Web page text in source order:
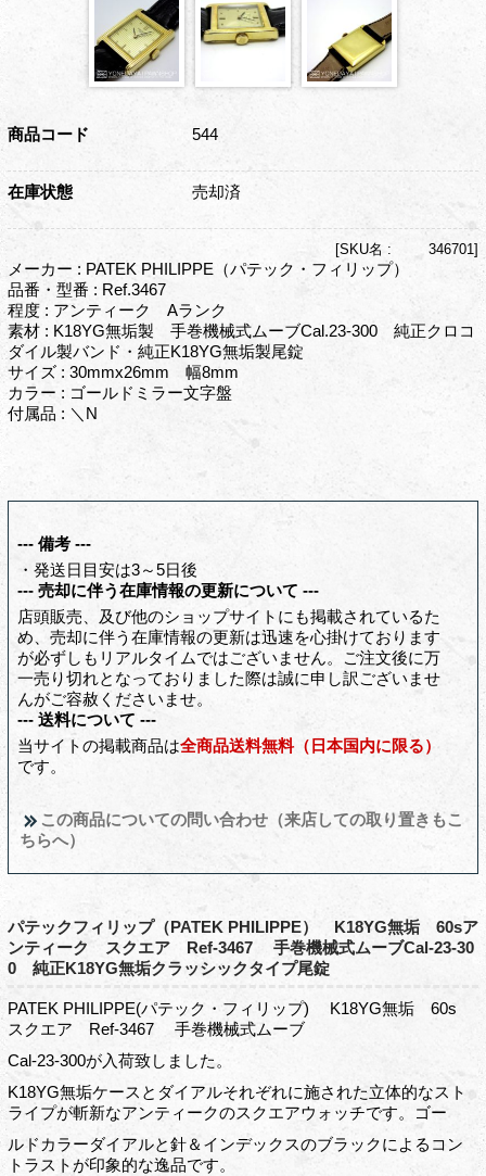
商品コード 544
在庫状態 売却済
[SKU名 : 346701]
メーカー : PATEK PHILIPPE（パテック・フィリップ）
品番・型番 : Ref.3467
程度 : アンティーク Aランク
素材 : K18YG無垢製 手巻機械式ムーブCal.23-300 純正クロコ
ダイル製バンド・純正K18YG無垢製尾錠
サイズ : 30mmx26mm 幅8mm
カラー : ゴールドミラー文字盤
付属品 : ＼N
--- 備考 ---
・発送日目安は3～5日後
--- 売却に伴う在庫情報の更新について ---
店頭販売、及び他のショップサイトにも掲載されているた
め、売却に伴う在庫情報の更新は迅速を心掛けております
が必ずしもリアルタイムではございません。ご注文後に万
一売り切れとなっておりました際は誠に申し訳ございませ
んがご容赦くださいませ。
--- 送料について ---
当サイトの掲載商品は全商品送料無料（日本国内に限る）
です。
この商品についての問い合わせ（来店しての取り置きもこ
ちらへ）
パテックフィリップ（PATEK PHILIPPE） K18YG無垢 60sア
ンティーク スクエア Ref-3467 手巻機械式ムーブCal-23-30
0 純正K18YG無垢クラッシックタイプ尾錠
PATEK PHILIPPE(パテック・フィリップ) K18YG無垢 60s
スクエア Ref-3467 手巻機械式ムーブ
Cal-23-300が入荷致しました。
K18YG無垢ケースとダイアルそれぞれに施された立体的なスト
ライプが斬新なアンティークのスクエアウォッチです。ゴー
ルドカラーダイアルと針＆インデックスのブラックによるコン
トラストが印象的な逸品です。